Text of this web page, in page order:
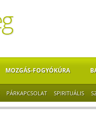
MOZGÁS-FOGYÓKÚRA
PÁRKAPCSOLAT SPIRITUÁLIS